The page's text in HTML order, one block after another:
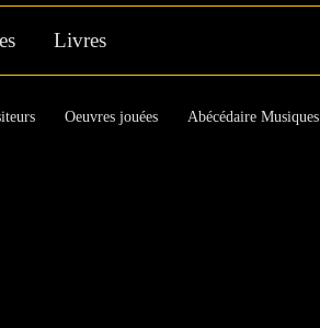
Livres
Oeuvres jouées Abécédaire Musiques